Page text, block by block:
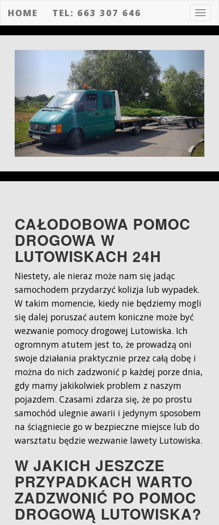
HOME TEL: 663 307 646
CAŁODOBOWA POMOC
DROGOWA W
LUTOWISKACH 24H
Niestety, ale nieraz może nam się jadąc
samochodem przydarzyć kolizja lub wypadek.
W takim momencie, kiedy nie będziemy mogli
się dalej poruszać autem koniczne może być
wezwanie pomocy drogowej Lutowiska. Ich
ogromnym atutem jest to, że prowadzą oni
swoje działania praktycznie przez całą dobę i
można do nich zadzwonić p każdej porze dnia,
gdy mamy jakikolwiek problem z naszym
pojazdem. Czasami zdarza się, że po prostu
samochód ulegnie awarii i jedynym sposobem
na ściągniecie go w bezpieczne miejsce lub do
warsztatu będzie wezwanie lawety Lutowiska.
W JAKICH JESZCZE
PRZYPADKACH WARTO
ZADZWONIĆ PO POMOC
DROGOWĄ LUTOWISKA?